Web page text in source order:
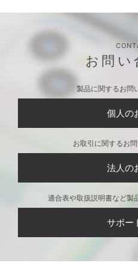
お問い
製品に関するお問
個人の
お取引に関するお
法人の
適合表や取扱説明書など製
サポー